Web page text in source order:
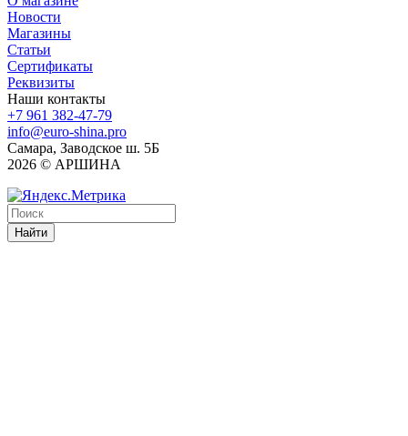
Новости
Магазины
Статьи
Сертификаты
Реквизиты
Наши контакты
+7 961 382-47-79
info@euro-shina.pro
Самара, Заводское ш. 5Б
2026 © АРШИНА
Найти